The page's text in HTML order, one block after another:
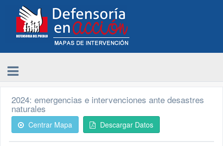
2024: emergencias e intervenciones ante desastres
naturales
Centrar Mapa Descargar Datos